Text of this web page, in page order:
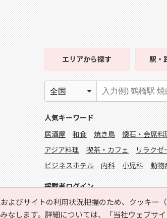
よびサイトの利用状況把握のため、クッキー
します。詳細については、
「当社ウェブサ
エリアから探す 駅・
人気キーワード
居酒屋
和食 焼き鳥 懐石・会席料
アジア料理
喫茶・カフェ リラクゼ
ビジネスホテル
内科 小児科 動物
掲載者ログイン